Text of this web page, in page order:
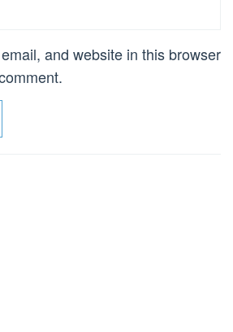
and website in this browser